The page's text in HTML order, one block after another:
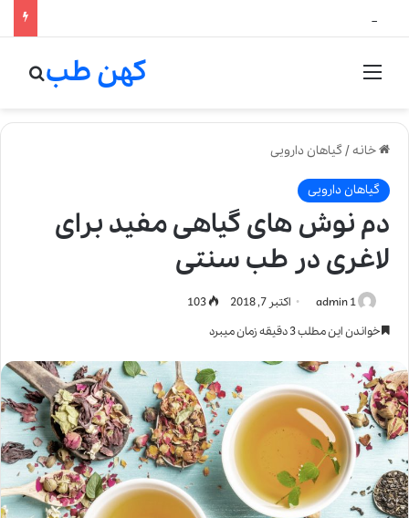
منو کهن طب
خانه/ گیاهان دارویی
گیاهان دارویی
دم نوش های گیاهی مفید برای
لاغری در طب سنتی
admin 1 اکتبر 7, 2018
خواندن این مطلب 3 دقیقه زمان میبرد